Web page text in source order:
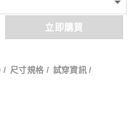
立即購買
/ 尺寸規格 / 試穿資訊 /
6%